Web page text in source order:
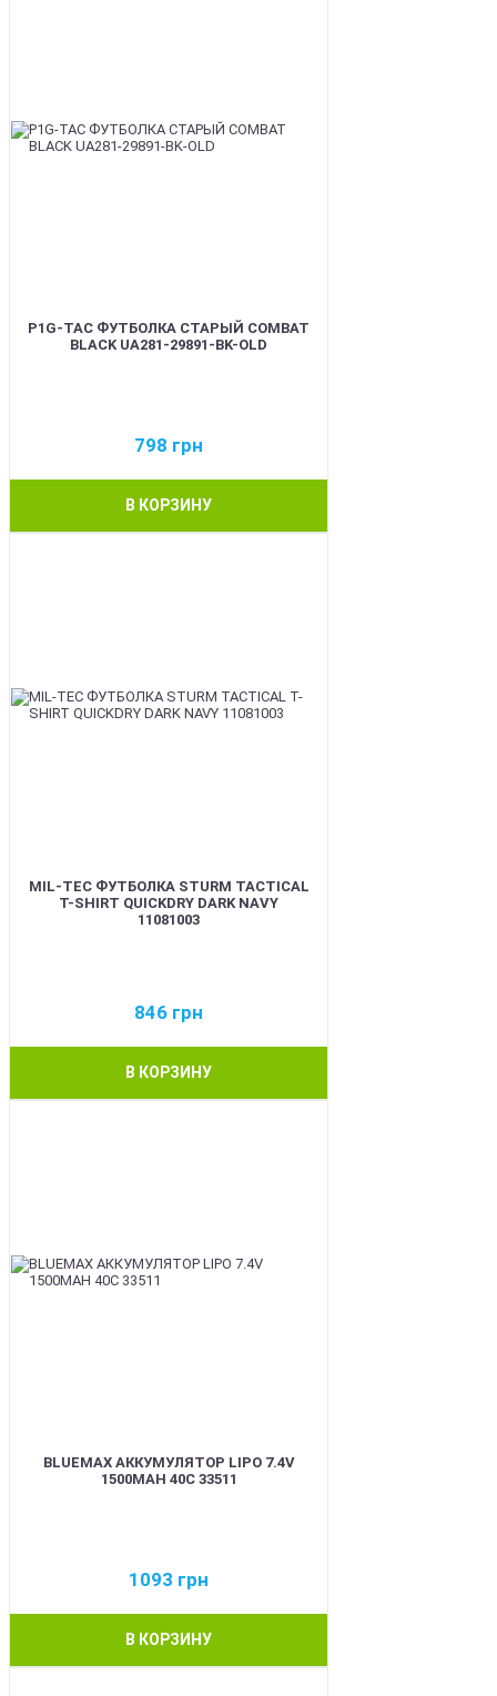
P1G-TAC ФУТБОЛКА СТАРЫЙ COMBAT
BLACK UA281-29891-BK-OLD
798 грн
В КОРЗИНУ
MIL-TEC ФУТБОЛКА STURM TACTICAL
T-SHIRT QUICKDRY DARK NAVY
11081003
846 грн
В КОРЗИНУ
BLUEMAX АККУМУЛЯТОР LIPO 7.4V
1500MAH 40C 33511
1093 грн
В КОРЗИНУ